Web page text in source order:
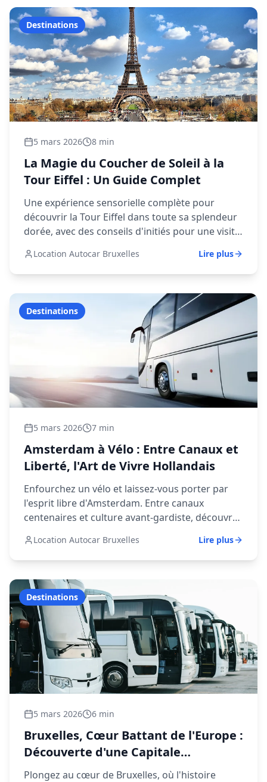
Destinations
5 mars 2026 8 min
La Magie du Coucher de Soleil à la
Tour Eiffel : Un Guide Complet
Une expérience sensorielle complète pour
découvrir la Tour Eiffel dans toute sa splendeur
dorée, avec des conseils d'initiés pour une visite
Location Autocar Bruxelles Lire plus
Destinations
5 mars 2026 7 min
Amsterdam à Vélo : Entre Canaux et
Liberté, l'Art de Vivre Hollandais
Enfourchez un vélo et laissez-vous porter par
l'esprit libre d'Amsterdam. Entre canaux
centenaires et culture avant-gardiste, découvrez
rythme des sonnettes de bicyclettes.
Location Autocar Bruxelles Lire plus
Destinations
5 mars 2026 6 min
Bruxelles, Cœur Battant de l'Europe :
Découverte d'une Capitale
Authentique
Plongez au cœur de Bruxelles, où l'histoire